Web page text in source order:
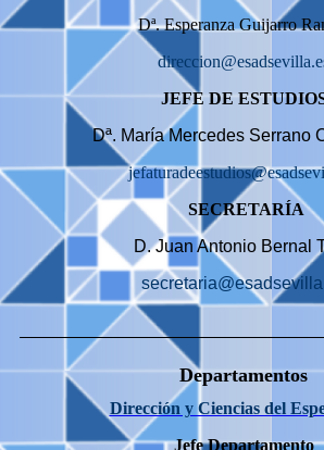
Dª. Esperanza Guijarro
JEFE DE
Dª. María Mercedes Serrano
SECRETARÍA
D. Juan Antonio Bernal
Departamentos
Dirección y Ciencias del
Jefe Departamento